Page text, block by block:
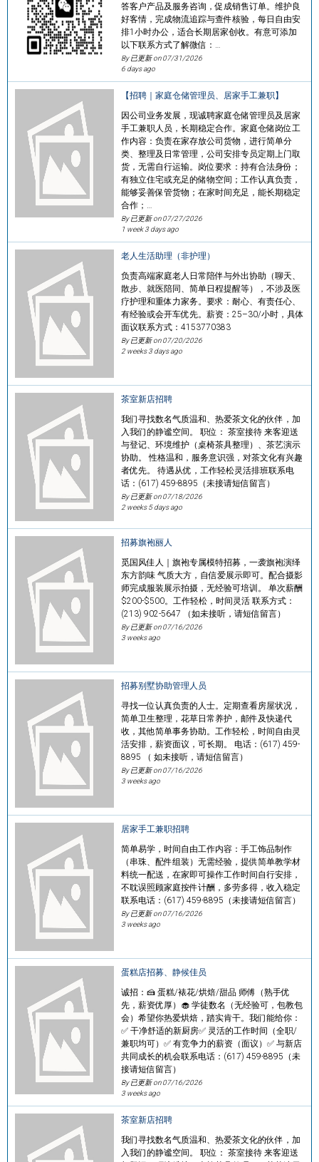
答客户产品及服务咨询，促成销售订单。维护良
好客情，完成物流追踪与查件核验，每日自由安
排1小时办公，适合长期居家创收。有意可添加
以下联系方式了解微信：…
By 已更新 on07/31/2026
6 days ago
【招聘｜家庭仓储管理员、居家手工兼职】
因公司业务发展，现诚聘家庭仓储管理员及居家
手工兼职人员，长期稳定合作。家庭仓储岗位工
作内容：负责在家存放公司货物，进行简单分
类、整理及日常管理，公司安排专员定期上门取
货，无需自行运输。岗位要求：持有合法身份；
有独立住宅或充足的储物空间；工作认真负责，
能够妥善保管货物；在家时间充足，能长期稳定
合作；…
By 已更新 on07/27/2026
1 week 3 days ago
老人生活助理（非护理）
负责高端家庭老人日常陪伴与外出协助（聊天、
散步、就医陪同、简单日程提醒等），不涉及医
疗护理和重体力家务。要求：耐心、有责任心、
有经验或会开车优先。薪资：25–30/小时，具体
面议联系方式：4153770383
By 已更新 on07/20/2026
2 weeks 3 days ago
茶室新店招聘
我们寻找数名气质温和、热爱茶文化的伙伴，加
入我们的静谧空间。 职位： 茶室接待 来客迎送
与登记、环境维护（桌椅茶具整理）、茶艺演示
协助。 性格温和，服务意识强，对茶文化有兴趣
者优先。 待遇从优，工作轻松灵活排班联系电
话：(617) 459-8895（未接请短信留言）
By 已更新 on07/18/2026
2 weeks 5 days ago
招募旗袍丽人
觅国风佳人｜旗袍专属模特招募，一袭旗袍演绎
东方韵味 气质大方，自信爱展示即可。配合摄影
师完成服装展示拍摄，无经验可培训。 单次薪酬
$200-$500。工作轻松，时间灵活 联系方式：
(213) 902-5647 （如未接听，请短信留言）
By 已更新 on07/16/2026
3 weeks ago
招募别墅协助管理人员
寻找一位认真负责的人士。定期查看房屋状况，
简单卫生整理，花草日常养护，邮件及快递代
收，其他简单事务协助。工作轻松，时间自由灵
活安排，薪资面议，可长期。 电话：(617) 459-
8895 （ 如未接听，请短信留言）
By 已更新 on07/16/2026
3 weeks ago
居家手工兼职招聘
简单易学，时间自由工作内容：手工饰品制作
（串珠、配件组装）无需经验，提供简单教学材
料统一配送，在家即可操作工作时间自行安排，
不耽误照顾家庭按件计酬，多劳多得，收入稳定
联系电话：(617) 459-8895（未接请短信留言）
By 已更新 on07/16/2026
3 weeks ago
蛋糕店招募、静候佳员
诚招：🍰 蛋糕/裱花/烘焙/甜品 师傅（熟手优
先，薪资优厚）🧁 学徒数名（无经验可，包教包
会）希望你热爱烘焙，踏实肯干。我们能给你：
✅ 干净舒适的新厨房✅ 灵活的工作时间（全职/
兼职均可）✅ 有竞争力的薪资（面议）✅ 与新店
共同成长的机会联系电话：(617) 459-8895（未
接请短信留言）
By 已更新 on07/16/2026
3 weeks ago
茶室新店招聘
我们寻找数名气质温和、热爱茶文化的伙伴，加
入我们的静谧空间。 职位： 茶室接待 来客迎送